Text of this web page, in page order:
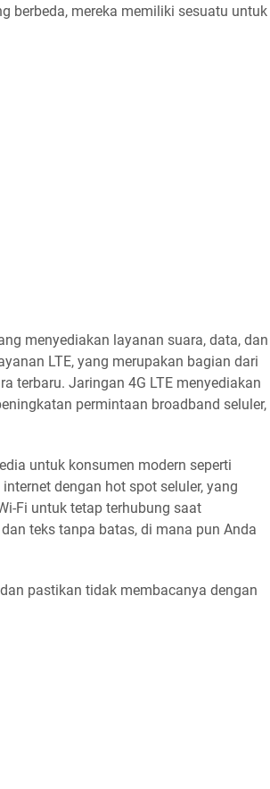
berbeda, mereka memiliki sesuatu untuk
menyediakan layanan suara, data, dan
LTE, yang merupakan bagian dari
terbaru. Jaringan 4G LTE menyediakan
permintaan broadband seluler,
untuk konsumen modern seperti
dengan hot spot seluler, yang
Fi untuk tetap terhubung saat
teks tanpa batas, di mana pun Anda
pastikan tidak membacanya dengan